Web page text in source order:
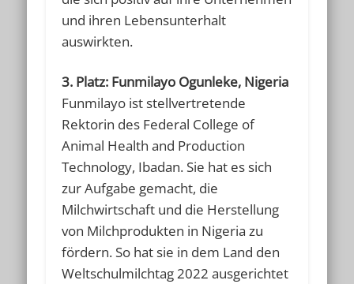
und ihren Lebensunterhalt
auswirkten.
3. Platz: Funmilayo Ogunleke, Nigeria
Funmilayo ist stellvertretende
Rektorin des Federal College of
Animal Health and Production
Technology, Ibadan. Sie hat es sich
zur Aufgabe gemacht, die
Milchwirtschaft und die Herstellung
von Milchprodukten in Nigeria zu
fördern. So hat sie in dem Land den
Weltschulmilchtag 2022 ausgerichtet